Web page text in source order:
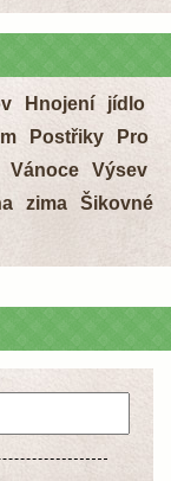
Hnojení
jídlo
Postřiky
Pro
Vánoce
Výsev
zima
Šikovné